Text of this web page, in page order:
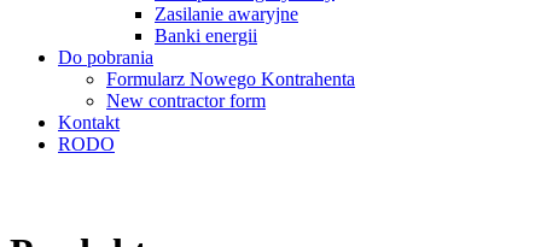
Zasilanie awaryjne
Banki energii
Do pobrania
Formularz Nowego Kontrahenta
New contractor form
Kontakt
RODO